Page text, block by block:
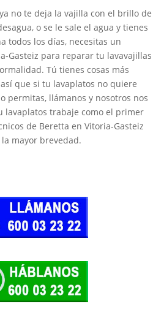
no te deja la vajilla con el brillo de
o se le sale el agua y tienes
todos los días, necesitas un
Gasteiz para reparar tu lavavajillas
Tú tienes cosas más
que si tu lavaplatos no quiere
permitas, llámanos y nosotros nos
lavaplatos trabaje como el primer
de Beretta en Vitoria-Gasteiz
mayor brevedad.